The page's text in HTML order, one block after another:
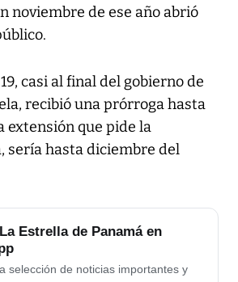
noviembre de ese año abrió
casi al final del gobierno de
recibió una prórroga hasta
extensión que pide la
sería hasta diciembre del
Estrella de Panamá en
selección de noticias importantes y